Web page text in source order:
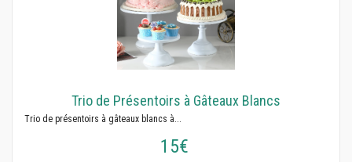
Trio de Présentoirs à Gâteaux Blancs
Trio de présentoirs à gâteaux blancs à...
15€